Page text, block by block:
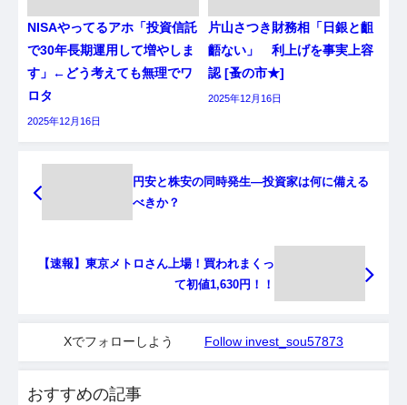
NISAやってるアホ「投資信託
で30年長期運用して増やしま
す」←どう考えても無理でワ
ロタ
2025年12月16日
片山さつき財務相「日銀と齟
齬ない」 利上げを事実上容
認 [蚤の市★]
2025年12月16日
円安と株安の同時発生—投資家は何に備える
べきか？
【速報】東京メトロさん上場！買われまくっ
て初値1,630円！！
Xでフォローしよう Follow invest_sou57873
おすすめの記事